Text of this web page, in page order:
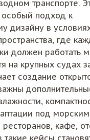
транспорте.
подход к
дизайну в
где
должен работать
на крупных судах
создание
под
кафе,
такие кейсы